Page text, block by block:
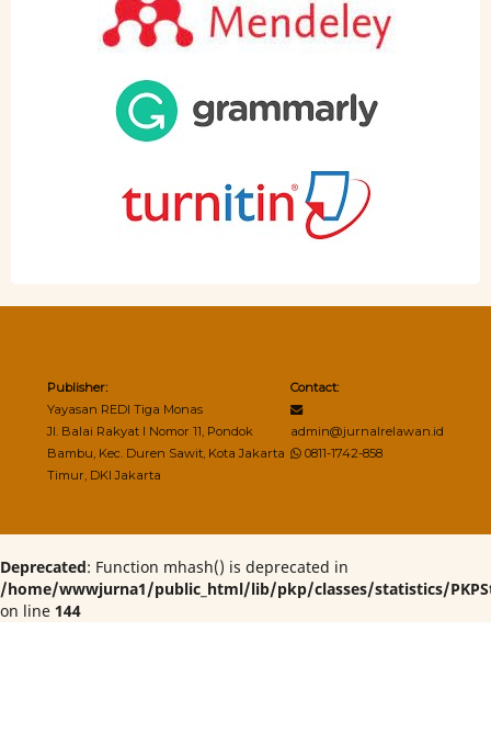
Publisher:
Yayasan REDI Tiga Monas
Jl. Balai Rakyat I Nomor 11, Pondok
Bambu, Kec. Duren Sawit, Kota Jakarta
Timur, DKI Jakarta
Contact:
admin@jurnalrelawan.id
0811-1742-858
Deprecated: Function mhash() is deprecated in
/home/wwwjurna1/public_html/lib/pkp/classes/statistics/
on line 144